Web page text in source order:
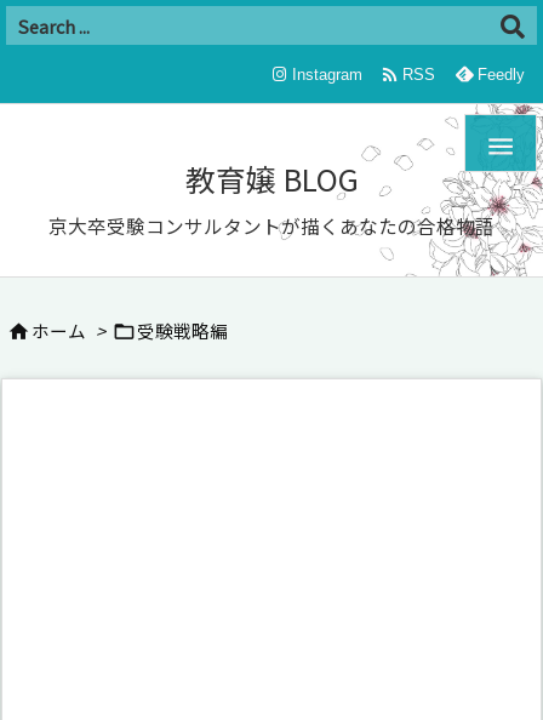
教育嬢 BLOG
京大卒受験コンサルタントが描くあなたの合格物語

Instagram  RSS Feedly
 ホーム > 受験戦略編